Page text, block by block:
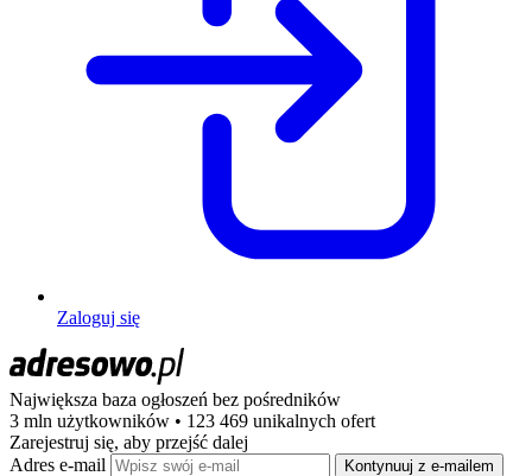
Zaloguj się
Największa baza ogłoszeń bez pośredników
3 mln użytkowników • 123 469 unikalnych ofert
Zarejestruj się, aby przejść dalej
Adres e-mail
Kontynuuj z e-mailem